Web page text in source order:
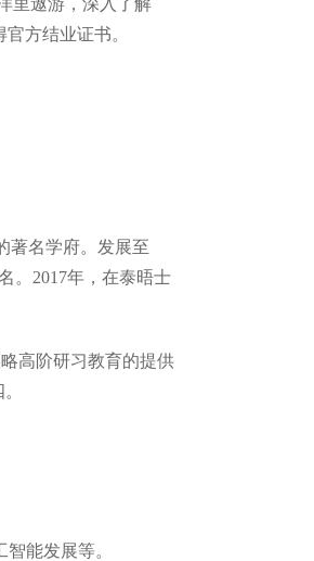
里遨游，深入了解
方结业证书。
著名学府。发展至
。2017年，在泰晤士
高阶研习教育的提供
能发展等。